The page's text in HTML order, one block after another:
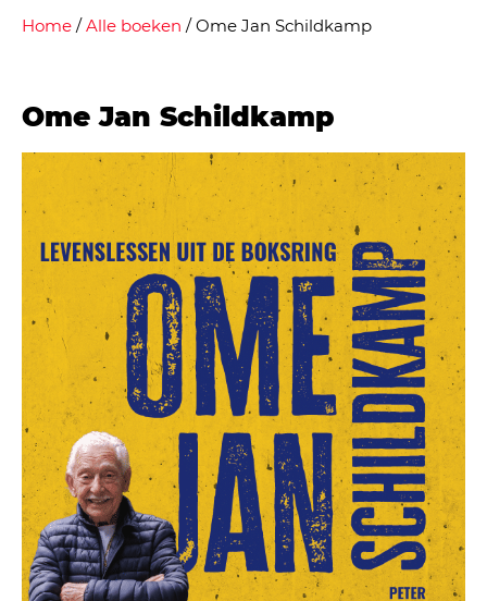
Home /Alle boeken / Ome Jan Schildkamp
Ome Jan Schildkamp